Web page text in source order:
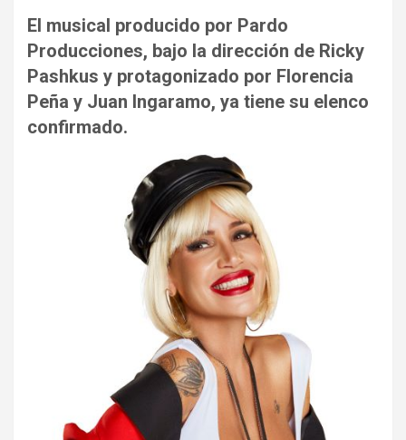
El musical producido por Pardo
Producciones, bajo la dirección de Ricky
Pashkus y protagonizado por Florencia
Peña y Juan Ingaramo, ya tiene su elenco
confirmado.